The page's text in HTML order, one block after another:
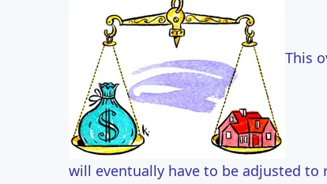
This
will eventually have to be adjusted